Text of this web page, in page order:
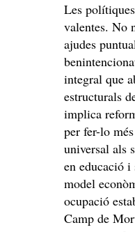
Les
valentes. No
ajudes
integral que
estructurals
implica
per fer-lo
universal als
en educació
model
ocupació
Camp de